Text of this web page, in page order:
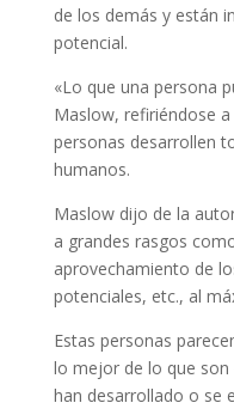
de los demás y están
potencial.
«Lo que una persona
Maslow, refiriéndose
personas desarrollen
humanos.
Maslow dijo de la
a grandes rasgos
aprovechamiento de
potenciales, etc., al
Estas personas
lo mejor de lo que son
han desarrollado o se